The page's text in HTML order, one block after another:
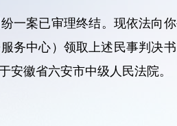
一案已审理终结。现依法向
务中心）领取上述民事判决
安徽省六安市中级人民法院。